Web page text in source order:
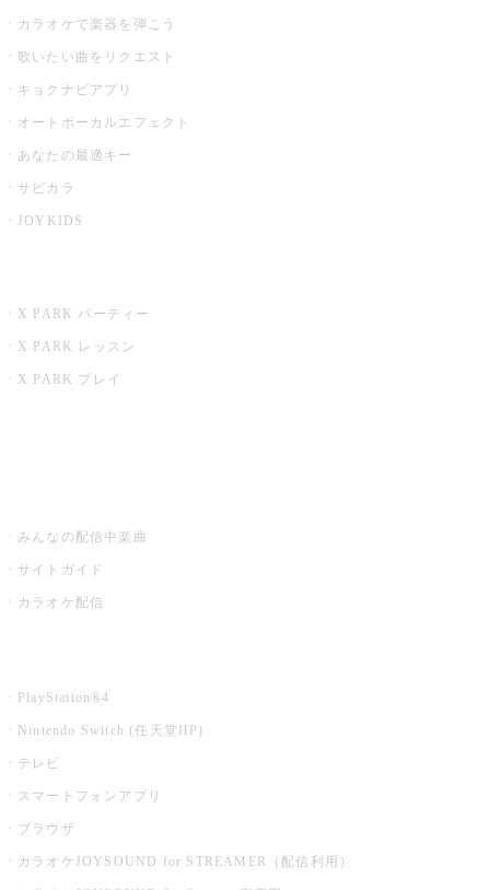
カラオケで楽器を弾こう
歌いたい曲をリクエスト
キョクナビアプリ
オートボーカルエフェクト
あなたの最適キー
サビカラ
JOYKIDS
X PARK パーティー
X PARK レッスン
X PARK プレイ
みんなの配信中楽曲
サイトガイド
カラオケ配信
PlayStation®4
Nintendo Switch (任天堂HP)
テレビ
スマートフォンアプリ
ブラウザ
カラオケJOYSOUND for STREAMER（配信利用）